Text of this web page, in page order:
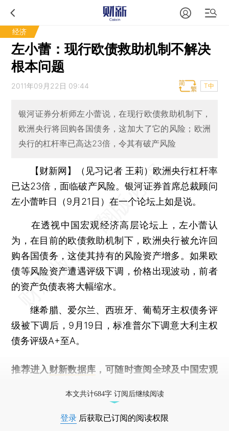
经济
左小蕾：现行欧债救助机制不解决
根本问题
2011年09月22日 09:44 T中
银河证券分析师左小蕾说，在现行欧债救助机制下，
欧洲央行将回购各国债务，这加大了它的风险；欧洲
央行的杠杆率已高达23倍，令其有破产风险
【财新网】（见习记者 王莉） 欧洲央行杠杆率
已达23倍，面临破产风险。银河证券首席总裁顾问
左小蕾昨日（9月21日）在一个论坛上如是说。
在透视中国宏观经济高层论坛上，左小蕾认
为，在目前的欧债救助机制下，欧洲央行被允许回
购各国债务，这使其持有的风险资产增多。如果欧
债等风险资产遭遇评级下调，价格出现波动，前者
的资产负债表将大幅缩水。
继希腊、爱尔兰、西班牙、葡萄牙主权债务评
级被下调后，9月19日，标准普尔下调意大利主权
债务评级A+至A。
推荐进入 财新数据库 ，可随时查阅全球及中国宏观
本文共计684字 订阅后继续阅读
登录 后获取已订阅的阅读权限